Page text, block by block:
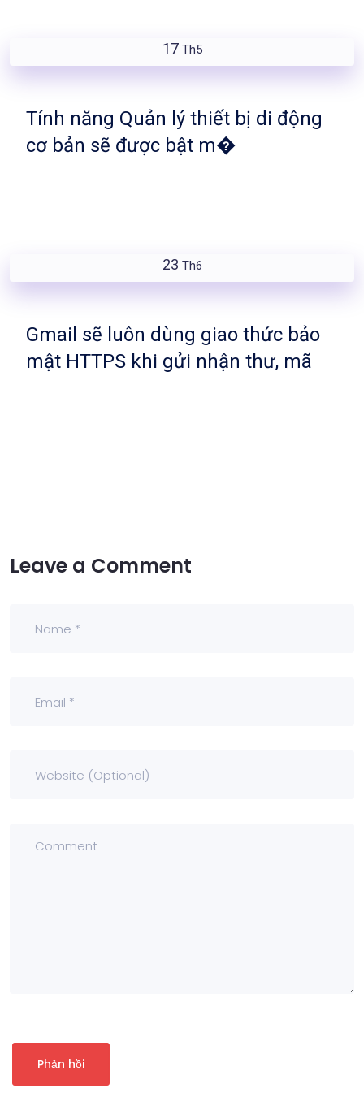
17 Th5
Tính năng Quản lý thiết bị di động
cơ bản sẽ được bật m�
23 Th6
Gmail sẽ luôn dùng giao thức bảo
mật HTTPS khi gửi nhận thư, mã
Leave a Comment